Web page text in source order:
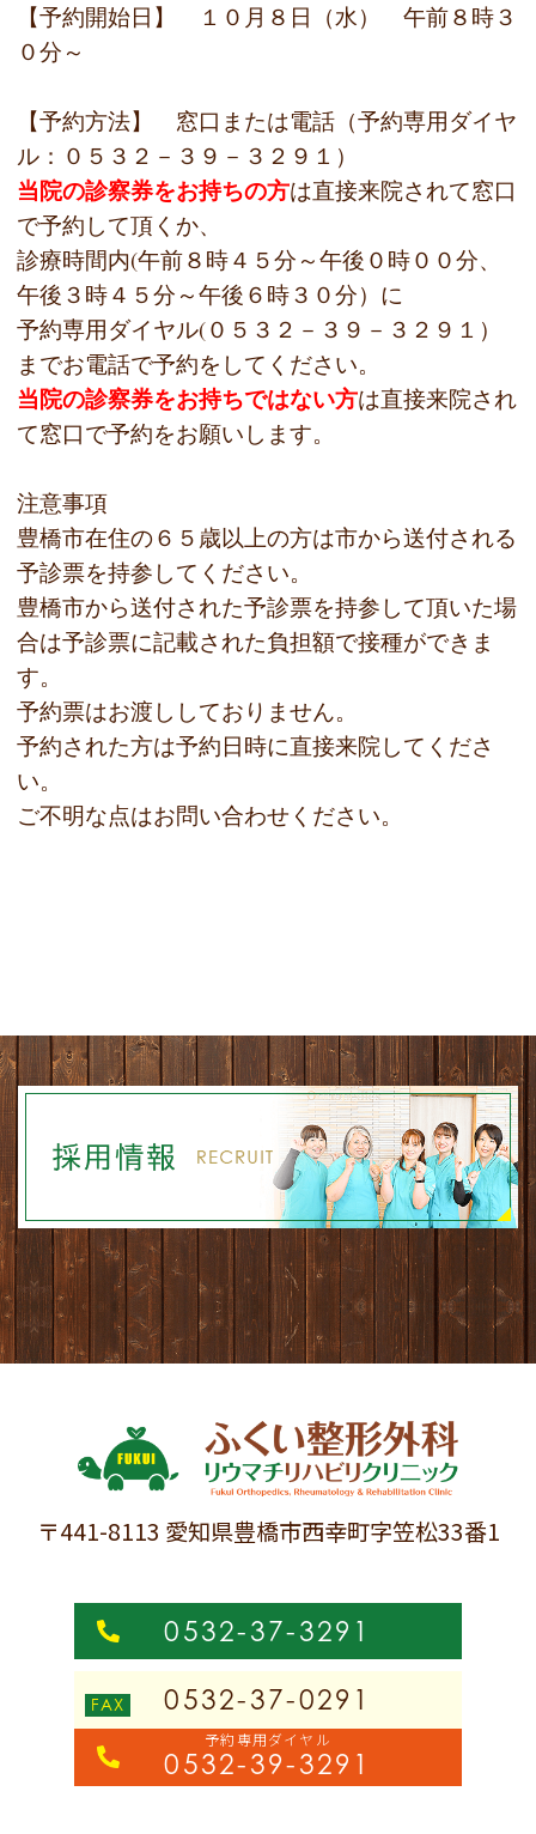
【予約開始日】 １０月８日（水） 午前８時３
０分～
【予約方法】 窓口または電話（予約専用ダイヤ
ル：０５３２－３９－３２９１）
当院の診察券をお持ちの方は直接来院されて窓口
で予約して頂くか、
診療時間内(午前８時４５分～午後０時００分、
午後３時４５分～午後６時３０分）に
予約専用ダイヤル(０５３２－３９－３２９１）
までお電話で予約をしてください。
当院の診察券をお持ちではない方は直接来院され
て窓口で予約をお願いします。
注意事項
豊橋市在住の６５歳以上の方は市から送付される
予診票を持参してください。
豊橋市から送付された予診票を持参して頂いた場
合は予診票に記載された負担額で接種ができま
す。
予約票はお渡ししておりません。
予約された方は予約日時に直接来院してくださ
い。
ご不明な点はお問い合わせください。
〒441-8113 愛知県豊橋市西幸町字笠松33番1
0532-37-3291
0532-37-0291
予約専用ダイヤル
0532-39-3291